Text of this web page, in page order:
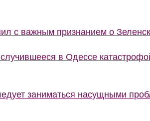
с важным признанием о
в Одессе
заниматься насущными